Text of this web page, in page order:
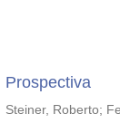
Prospectiva
Steiner, Roberto;